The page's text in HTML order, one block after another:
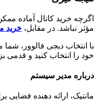
اگرچه خرید کانال آماده
مؤثر نباشد. در مقابل، خرید
با انتخاب دیجی فالوور،
خود را انتخاب کنید و
درباره مدیر سیستم
مانتیک، ارائه دهنده